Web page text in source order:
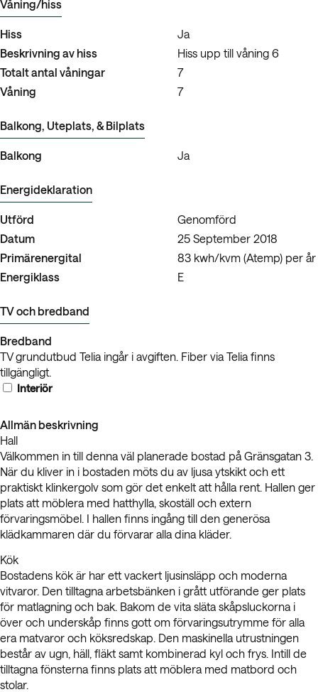
Våning/hiss
Hiss
Ja
Beskrivning av hiss
Hiss upp till våning 6
Totalt antal våningar
7
Våning
7
Balkong, Uteplats, & Bilplats
Balkong Ja
Energideklaration
Utförd
Genomförd
Datum
25 September 2018
Primärenergital
83 kwh/kvm (Atemp) per år
Energiklass
E
TV och bredband
Bredband
TV grundutbud Telia ingår i avgiften. Fiber via Telia finns
tillgängligt.
Interiör
Allmän beskrivning
Hall
Välkommen in till denna väl planerade bostad på Gränsgatan 3.
När du kliver in i bostaden möts du av ljusa ytskikt och ett
praktiskt klinkergolv som gör det enkelt att hålla rent. Hallen ger
plats att möblera med hatthylla, skoställ och extern
förvaringsmöbel. I hallen finns ingång till den generösa
klädkammaren där du förvarar alla dina kläder.
Kök
Bostadens kök är har ett vackert ljusinsläpp och moderna
vitvaror. Den tilltagna arbetsbänken i grått utförande ger plats
för matlagning och bak. Bakom de vita släta skåpsluckorna i
över och underskåp finns gott om förvaringsutrymme för alla
era matvaror och köksredskap. Den maskinella utrustningen
består av ugn, häll, fläkt samt kombinerad kyl och frys. Intill de
tilltagna fönsterna finns plats att möblera med matbord och
stolar.